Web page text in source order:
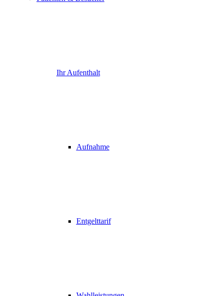
Ihr Aufenthalt
Aufnahme
Entgelttarif